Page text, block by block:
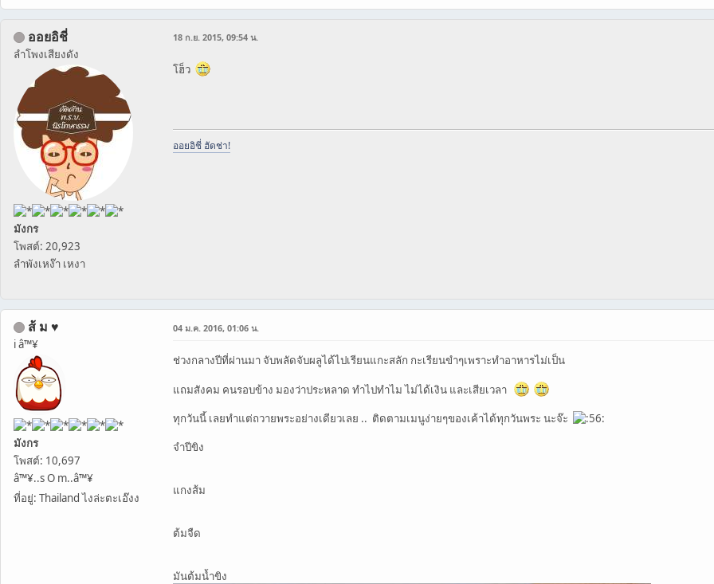
ออยอิชี่
ลำโพงเสียงดัง
มังกร
โพสต์: 20,923
ลำพังเหง๊า เหงา
18 ก.ย. 2015, 09:54 น.
โฮ็ว
ออยอิชี่ ฮัดช่า!
ส้ ม ♥
i â™¥
มังกร
โพสต์: 10,697
â™¥..s O m..â™¥
ที่อยู่: Thailand ไงล่ะตะเอ๊งง
04 ม.ค. 2016, 01:06 น.
ช่วงกลางปีที่ผ่านมา จับพลัดจับผลูได้ไปเรียนแกะสลัก กะเรียนขำๆเพราะทำอาหารไม่เป็น
แถมสังคม คนรอบข้าง มองว่าประหลาด ทำไปทำไม ไม่ได้เงิน และเสียเวลา
ทุกวันนี้ เลยทำแต่ถวายพระอย่างเดียวเลย .. ติดตามเมนูง่ายๆของเค้าได้ทุกวันพระ นะจ๊ะ
จำปีขิง
แกงส้ม
ต้มจืด
มันต้มน้ำขิง